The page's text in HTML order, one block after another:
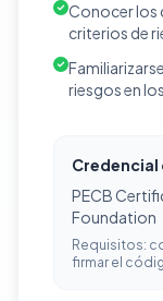
Conocer los
criterios de
riesgos en
PECB
Foundation
Requisitos:
firmar el